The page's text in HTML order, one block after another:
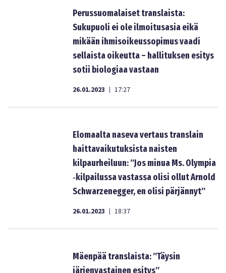
Perussuomalaiset translaista:
Sukupuoli ei ole ilmoitusasia eikä
mikään ihmisoikeussopimus vaadi
sellaista oikeutta – hallituksen esitys
sotii biologiaa vastaan
26.01.2023 | 17:27
Elomaalta naseva vertaus translain
haittavaikutuksista naisten
kilpaurheiluun: ”Jos minua Ms. Olympia
‑kilpailussa vastassa olisi ollut Arnold
Schwarzenegger, en olisi pärjännyt”
26.01.2023 | 18:37
Mäenpää translaista: ”Täysin
järjenvastainen esitys”